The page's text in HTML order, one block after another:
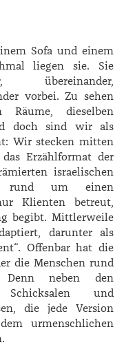
Sofa und einem
liegen sie. Sie
übereinander,
vorbei. Zu sehen
dieselben
doch sind wir als
Wir stecken mitten
Erzählformat der
israelischen
rund um einen
Klienten betreut,
begibt. Mittlerweile
darunter als
Offenbar hat die
die Menschen rund
neben den
Schicksalen und
die jede Version
urmenschlichen